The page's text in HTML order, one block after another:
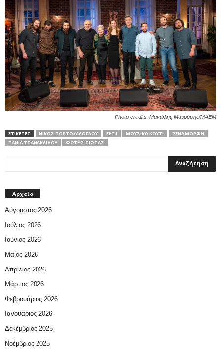
Photo credits: Μανώλης Μανούσης/ΜΑΕΜ
ΕΤΙΚΕΤΕΣ NΊΚΟΣ ΠΟΡΤΟΚΆΛΟΓΛΟΥ ΕΡΤ1 ΜΟΥΣΙΚΌ ΚΟΥΤΊ
ΡΈΝΑ ΜΌΡΦΗ
ΤΆΝΙΑ ΤΣΑΝΑΚΛΊΔΟΥ
ΦΏΤΗΣ ΣΙΏΤΑΣ
Αρχείο
Αύγουστος 2026
Ιούλιος 2026
Ιούνιος 2026
Μάιος 2026
Απρίλιος 2026
Μάρτιος 2026
Φεβρουάριος 2026
Ιανουάριος 2026
Δεκέμβριος 2025
Νοέμβριος 2025